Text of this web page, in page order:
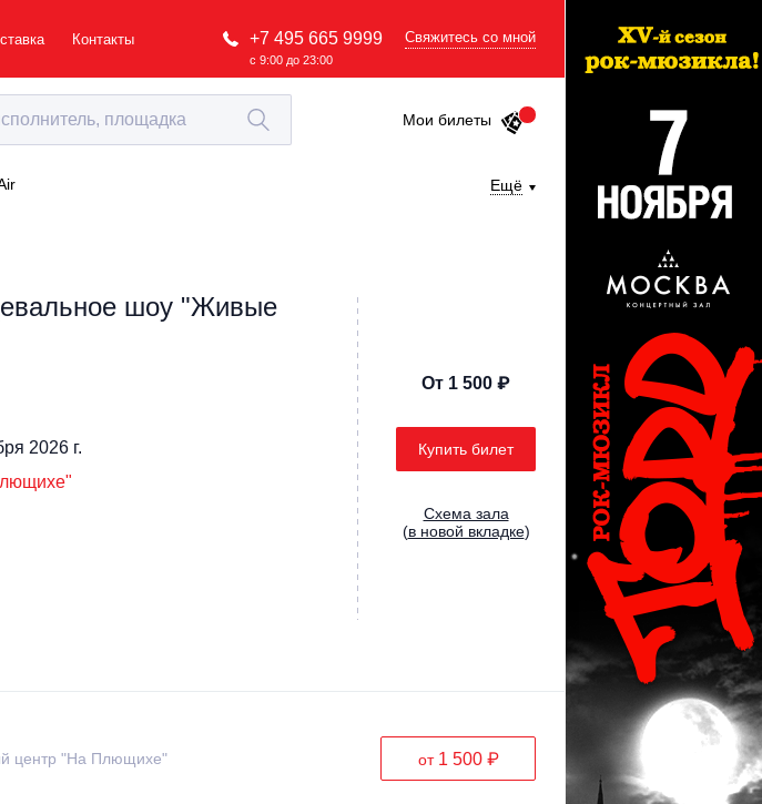
Контакты +7 495 665 9999
с 9:00 до 23:00
Свяжитесь со мной
Мои билеты
Ещё
шоу "Живые
2026 г.
От 1 500 ₽
Купить билет
Cхема зала
(в новой вкладке)
центр "На Плющихе" от 1 500 ₽